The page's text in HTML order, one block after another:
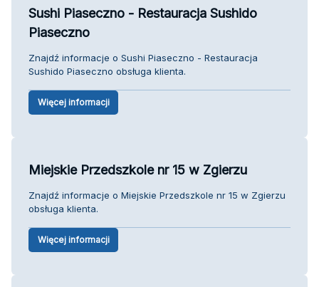
Sushi Piaseczno - Restauracja Sushido
Piaseczno
Znajdź informacje o Sushi Piaseczno - Restauracja
Sushido Piaseczno obsługa klienta.
Więcej informacji
Miejskie Przedszkole nr 15 w Zgierzu
Znajdź informacje o Miejskie Przedszkole nr 15 w Zgierzu
obsługa klienta.
Więcej informacji